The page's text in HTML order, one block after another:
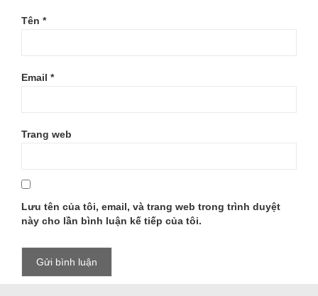
Tên *
Email *
Trang web
Lưu tên của tôi, email, và trang web trong trình duyệt
này cho lần bình luận kế tiếp của tôi.